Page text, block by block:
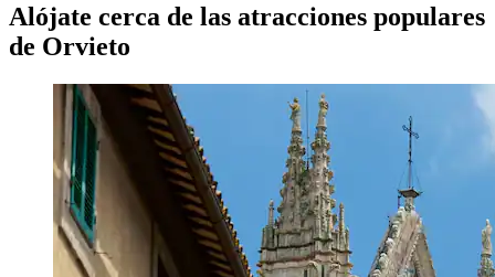
Alójate cerca de las atracciones populares
de Orvieto